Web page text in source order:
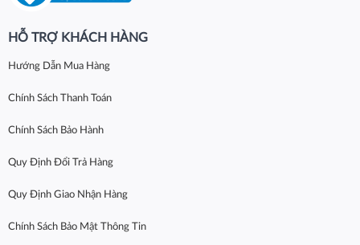
HỖ TRỢ KHÁCH HÀNG
Hướng Dẫn Mua Hàng
Chính Sách Thanh Toán
Chính Sách Bảo Hành
Quy Định Đổi Trả Hàng
Quy Định Giao Nhận Hàng
Chính Sách Bảo Mật Thông Tin